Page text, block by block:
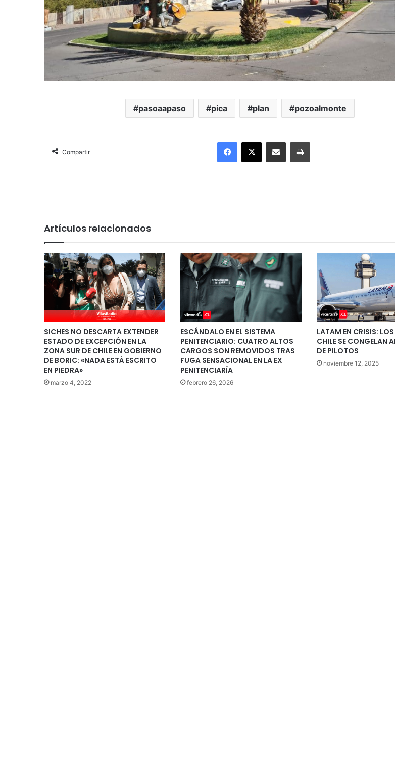
pasoaapaso pica plan pozoalmonte
Compartir
Facebook
X Enviar vía email Imprimir
Artículos relacionados
SICHES NO DESCARTA EXTENDER
ESTADO DE EXCEPCIÓN EN LA
ZONA SUR DE CHILE EN GOBIERNO
DE BORIC: «NADA ESTÁ ESCRITO
EN PIEDRA»
marzo 4, 2022
ESCÁNDALO EN EL SISTEMA
PENITENCIARIO: CUATRO ALTOS
CARGOS SON REMOVIDOS TRAS
FUGA SENSACIONAL EN LA EX
PENITENCIARÍA
febrero 26, 2026
LATAM EN CRISIS:
CHILE SE CONGELAN
DE PILOTOS
noviembre 12, 2025